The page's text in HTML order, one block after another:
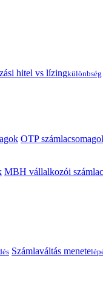
hitel vs lízingkülönbség
OTP
MBH vállalkozói
Számlaváltás menete